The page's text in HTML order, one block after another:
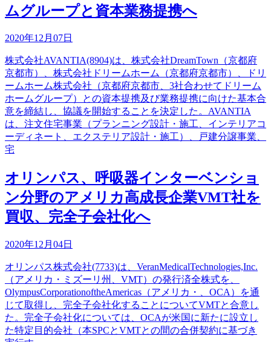
ムグループと資本業務提携へ
2020年12月07日
株式会社AVANTIA(8904)は、株式会社DreamTown（京都府
京都市）、株式会社ドリームホーム（京都府京都市）、ドリ
ームホーム株式会社（京都府京都市、3社合わせてドリーム
ホームグループ）との資本提携及び業務提携に向けた基本合
意を締結し、協議を開始することを決定した。AVANTIA
は、注文住宅事業（プランニング設計・施工、インテリアコ
ーディネート、エクステリア設計・施工）、戸建分譲事業、
宅
オリンパス、呼吸器インターベンショ
ン分野のアメリカ高成長企業VMT社を
買収、完全子会社化へ
2020年12月04日
オリンパス株式会社(7733)は、VeranMedicalTechnologies,Inc.
（アメリカ・ミズーリ州、VMT）の発行済全株式を、
OlympusCorporationoftheAmericas（アメリカ・、OCA）を通
じて取得し、完全子会社化することについてVMTと合意し
た。完全子会社化については、OCAが米国に新たに設立し
た特定目的会社（本SPCとVMTとの間の合併契約に基づき